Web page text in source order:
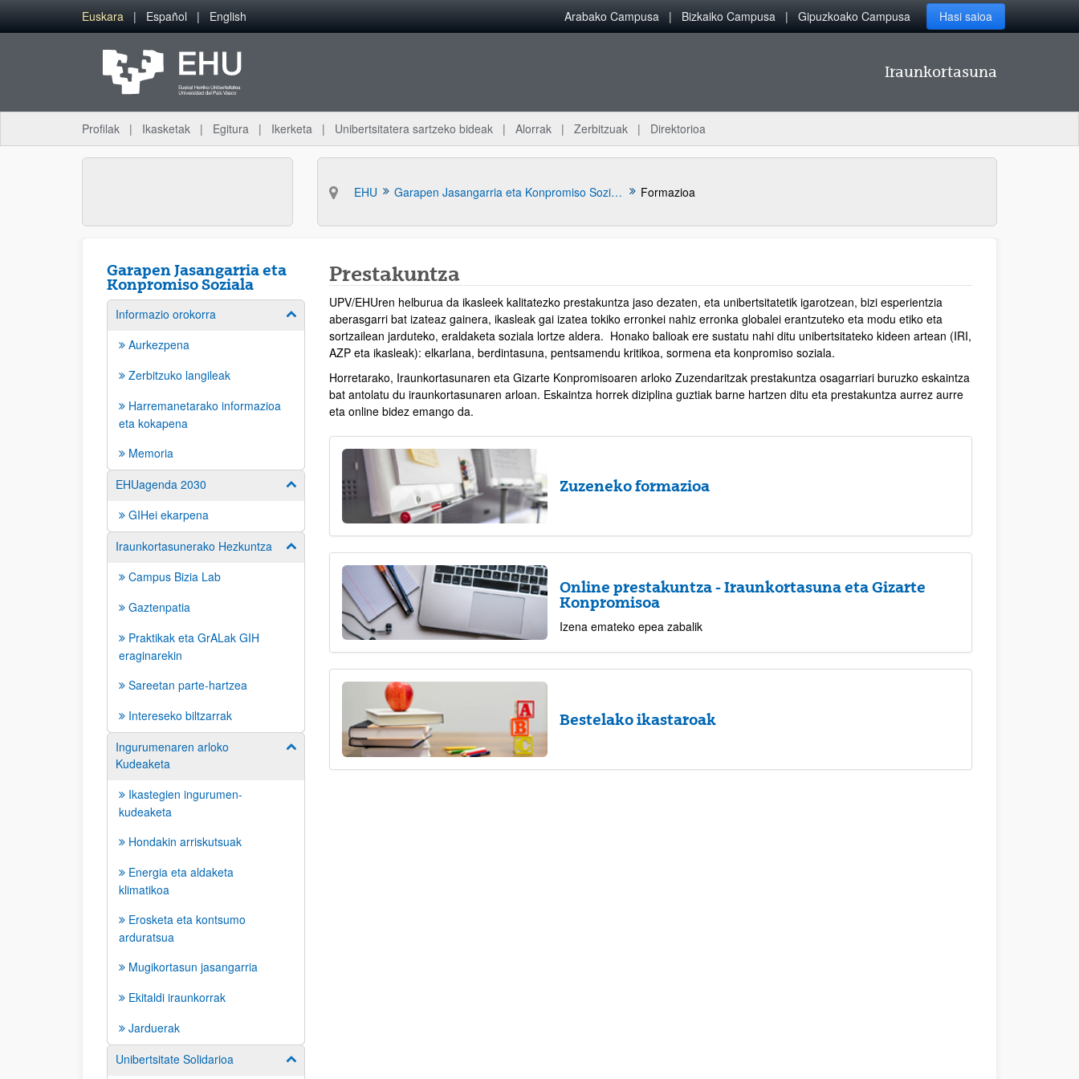
Eduki nagusira joan
Euskara Español English Arabako Campusa Bizkaiko Campusa Gipuzkoako Campusa Hasi saioa
Iraunkortasuna
Profilak Ikasketak Egitura Ikerketa Unibertsitatera sartzeko bideak Alorrak Zerbitzuak Direktorioa
EHU Garapen Jasangarria eta Konpromiso Soziala Formazioa
Garapen Jasangarria eta
Konpromiso Soziala
Informazio orokorra Erakutsi/izkutatu azpiorriak
Aurkezpena
Zerbitzuko langileak
Harremanetarako informazioa
eta kokapena
Memoria
EHUagenda 2030
Erakutsi/izkutatu azpiorriak
GIHei ekarpena
Iraunkortasunerako Hezkuntza
Erakutsi/izkutatu azpiorriak
Campus Bizia Lab
Gaztenpatia
Praktikak eta GrALak GIH
eraginarekin
Sareetan parte-hartzea
Intereseko biltzarrak
Ingurumenaren arloko
Kudeaketa
Erakutsi/izkutatu azpiorriak
Ikastegien ingurumen-
kudeaketa
Hondakin arriskutsuak
Energia eta aldaketa
klimatikoa
Erosketa eta kontsumo
arduratsua
Mugikortasun jasangarria
Ekitaldi iraunkorrak
Jarduerak
Unibertsitate Solidarioa
Erakutsi/izkutatu azpiorriak
Prestakuntza
UPV/EHUren helburua da ikasleek kalitatezko prestakuntza jaso dezaten, eta unibertsitatetik igarotzean, bizi esperientzia
aberasgarri bat izateaz gainera, ikasleak gai izatea tokiko erronkei nahiz erronka globalei erantzuteko eta modu etiko eta
sortzailean jarduteko, eraldaketa soziala lortze aldera. Honako balioak ere sustatu nahi ditu unibertsitateko kideen artean (IRI,
AZP eta ikasleak): elkarlana, berdintasuna, pentsamendu kritikoa, sormena eta konpromiso soziala.
Horretarako, Iraunkortasunaren eta Gizarte Konpromisoaren arloko Zuzendaritzak prestakuntza osagarriari buruzko eskaintza
bat antolatu du iraunkortasunaren arloan. Eskaintza horrek diziplina guztiak barne hartzen ditu eta prestakuntza aurrez aurre
eta online bidez emango da.
Zuzeneko formazioa
Online prestakuntza - Iraunkortasuna eta Gizarte
Konpromisoa
Izena emateko epea zabalik
Bestelako ikastaroak